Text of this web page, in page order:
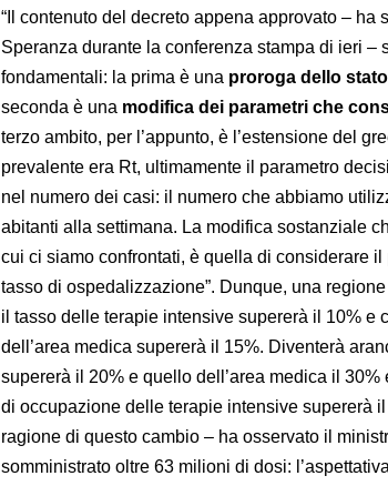
“Il contenuto del decreto appena approvato –
Speranza durante la conferenza stampa di ieri –
fondamentali: la prima è una proroga dello
seconda è una modifica dei parametri che
terzo ambito, per l’appunto, è l’estensione del
prevalente era Rt, ultimamente il parametro
nel numero dei casi: il numero che abbiamo
abitanti alla settimana. La modifica sostanziale
cui ci siamo confrontati, è quella di considerare
tasso di ospedalizzazione”. Dunque, una
il tasso delle terapie intensive supererà il 10% e
dell’area medica supererà il 15%. Diventerà
supererà il 20% e quello dell’area medica il
di occupazione delle terapie intensive supererà
ragione di questo cambio – ha osservato il
somministrato oltre 63 milioni di dosi: